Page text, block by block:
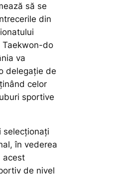
să se
din
Taekwon-do
va
delegație de
celor
sportive
selecționați
în vederea
acest
de nivel